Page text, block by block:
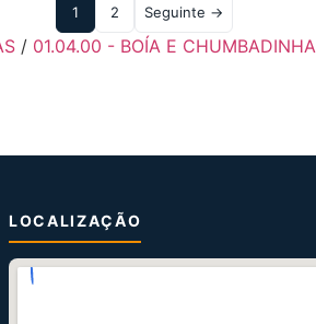
1 2 Seguinte →
/ 01.04.00 - BOÍA E CHUMBADINHA
LOCALIZAÇÃO